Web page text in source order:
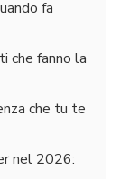
fa
che fanno la
che tu te
nel 2026: